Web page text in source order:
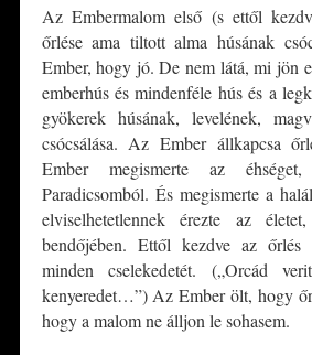
Az Embermalom első (s ettől
őrlése ama tiltott alma húsának
Ember, hogy jó. De nem látá, mi jön
emberhús és mindenféle hús és a
gyökerek húsának, levelének,
csócsálása. Az Ember állkapcsa
Ember megismerte az
Paradicsomból. És megismerte a
elviselhetetlennek érezte az
bendőjében. Ettől kezdve az őrlés
minden cselekedetét. („Orcád
kenyeredet…”) Az Ember ölt, hogy
hogy a malom ne álljon le sohasem.